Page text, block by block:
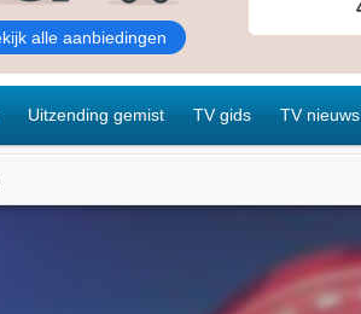
Uitzending gemist TV gids TV nieuws